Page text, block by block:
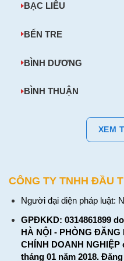
BẠC LIÊU
BẾN TRE
BÌNH DƯƠNG
BÌNH THUẬN
XEM
CÔNG TY TNHH ĐẦU
Người đại diện pháp luật:
GPĐKKD: 0314861899
HÀ NỘI - PHÒNG
CHÍNH DOANH
tháng 01 năm 2018.